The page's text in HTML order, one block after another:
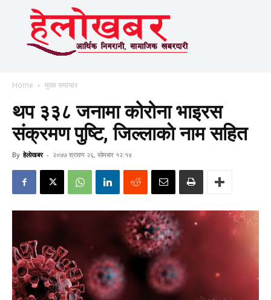
Home मुख्य समाचार
थप ३३८ जनामा कोरोना भाइरस
संक्रमण पुष्टि, जिल्लाकाे नाम सहित
By हेलाेखबर - २०७७ श्रावण २६, सोमबार १२:१४